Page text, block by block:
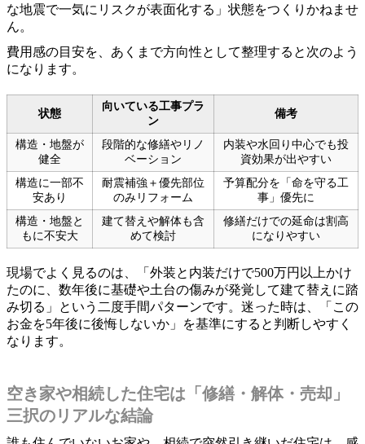
な地震で一気にリスクが表面化する」状態をつくりかねませ
ん。
費用感の目安を、あくまで方向性として整理すると次のよう
になります。
状態
向いている工事プラ
ン
備考
構造・地盤が
健全
段階的な修繕やリノ
ベーション
内装や水回り中心でも投
資効果が出やすい
構造に一部不
安あり
耐震補強＋優先部位
のみリフォーム
予算配分を「命を守る工
事」優先に
構造・地盤と
もに不安大
建て替えや解体も含
めて検討
修繕だけでの延命は割高
になりやすい
現場でよく見るのは、「外装と内装だけで500万円以上かけ
たのに、数年後に基礎や土台の傷みが発覚して建て替えに踏
み切る」という二度手間パターンです。迷った時は、「この
お金を5年後に後悔しないか」を基準にすると判断しやすく
なります。
空き家や相続した住宅は「修繕・解体・売却」
三択のリアルな結論